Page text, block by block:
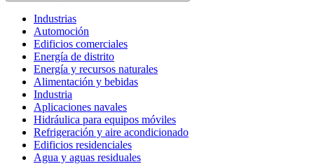
Industrias
Automoción
Edificios comerciales
Energía de distrito
Energía y recursos naturales
Alimentación y bebidas
Industria
Aplicaciones navales
Hidráulica para equipos móviles
Refrigeración y aire acondicionado
Edificios residenciales
Agua y aguas residuales